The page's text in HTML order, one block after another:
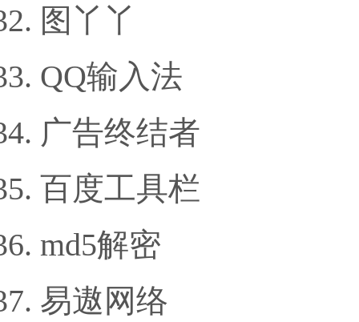
图丫丫
QQ输入法
广告终结者
百度工具栏
md5解密
易遨网络